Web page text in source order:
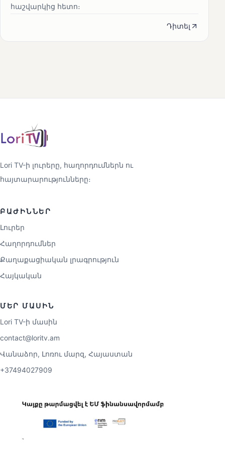
հաշվարկից հետո։
Դիտել
Lori TV-ի լուրերը, հաղորդումներն ու
հայտարարությունները։
ԲԱԺԻՆՆԵՐ
Լուրեր
Հաղորդումներ
Քաղաքացիական լրագրություն
Հայկական
ՄԵՐ ՄԱՍԻՆ
Lori TV-ի մասին
contact@loritv.am
Վանաձոր, Լոռու մարզ, Հայաստան
+37494027909